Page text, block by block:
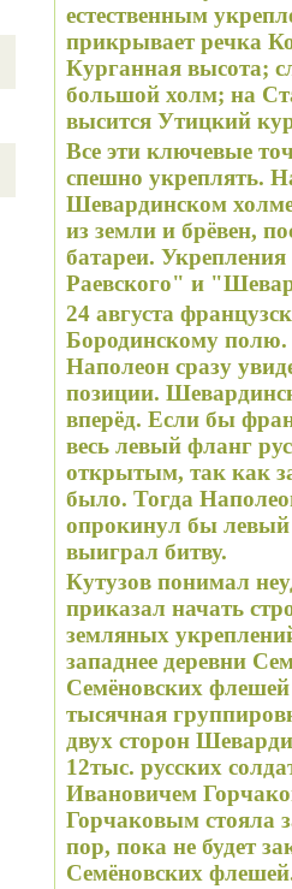
естественным
прикрывает речка
Курганная высота;
большой холм; на
высится Утицкий
Все эти ключевые
спешно укреплять.
Шевардинском
из земли и брёвен,
батареи.
Раевского" и
24 августа
Бородинскому
Наполеон сразу
позиции.
вперёд. Если бы
весь левый фланг
открытым, так как
было. Тогда
опрокинул бы
выиграл битву.
Кутузов понимал
приказал начать
земляных
западнее деревни
Семёновских
тысячная
двух сторон
12тыс. русских
Ивановичем
Горчаковым стояла
пор, пока не будет
Семёновских